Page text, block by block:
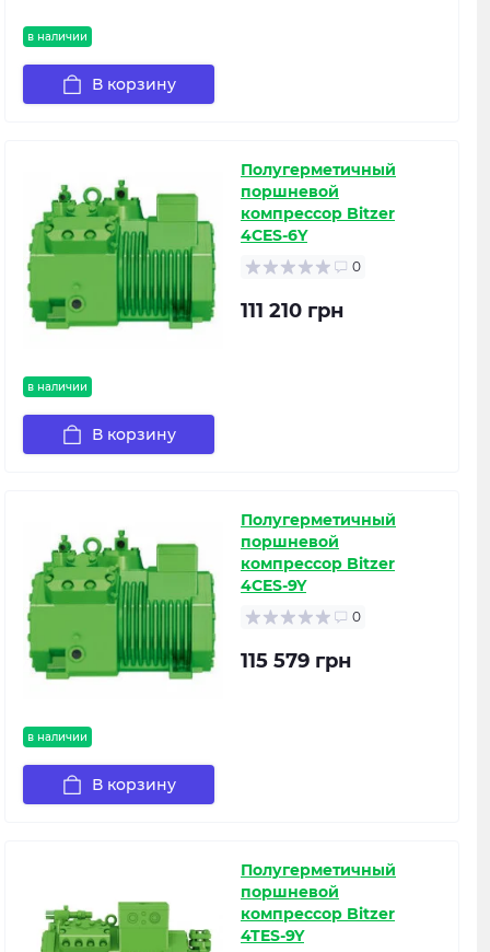
в наличии
В корзину
в наличии
Полугерметичный
поршневой
компрессор Bitzer
4CES-6Y
0
111 210 грн
В корзину
в наличии
Полугерметичный
поршневой
компрессор Bitzer
4CES-9Y
0
115 579 грн
В корзину
Полугерметичный
поршневой
компрессор Bitzer
4TES-9Y